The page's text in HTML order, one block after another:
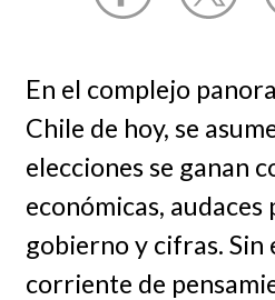
En el complejo
Chile de hoy, se
elecciones se ganan
económicas, audaces
gobierno y cifras. Sin
corriente de